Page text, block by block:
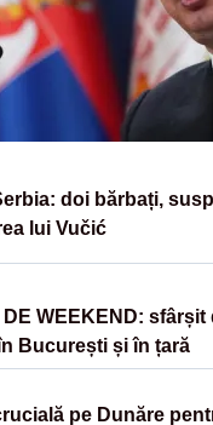
doi bărbați,
lui Vučić
DE WEEKEND: sfârșit
București și în țară
pe Dunăre